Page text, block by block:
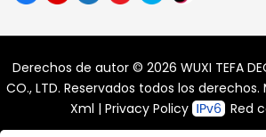
Derechos de autor © 2026 WUXI TEFA
CO., LTD. Reservados todos los derechos.
Xml | Privacy Policy Red